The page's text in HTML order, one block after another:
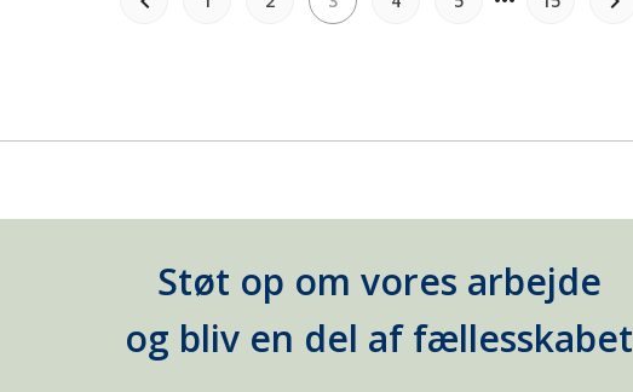
Støt op om vores arbejde
og bliv en del af fællesskabet